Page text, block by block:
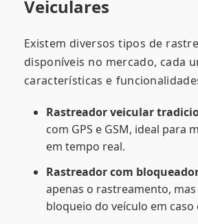
Veiculares
Existem diversos tipos de
disponíveis no mercado, cada
características e
Rastreador veicular
com GPS e GSM, ideal para
em tempo real.
Rastreador com
apenas o rastreamento,
bloqueio do veículo em caso